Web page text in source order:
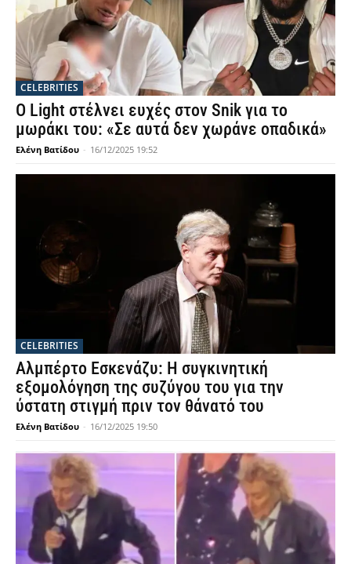
CELEBRITIES
Ο Light στέλνει ευχές στον Snik για το
μωράκι του: «Σε αυτά δεν χωράνε οπαδικά»
Ελένη Βατίδου - 16/12/2025 19:52
CELEBRITIES
Αλμπέρτο Εσκενάζυ: Η συγκινητική
εξομολόγηση της συζύγου του για την
ύστατη στιγμή πριν τον θάνατό του
Ελένη Βατίδου - 16/12/2025 19:50